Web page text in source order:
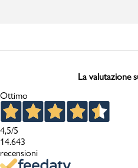
La valutazione
Ottimo
4,5/5
14.643
recensioni